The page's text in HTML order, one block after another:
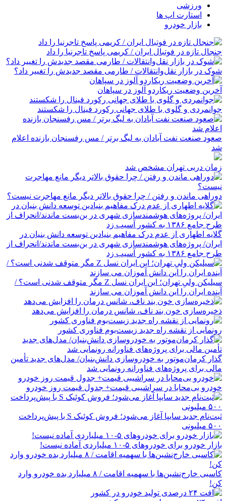
ورزشی
استارت اپ ها
بازار خودرو
جنجال تازه در فوتبال ایران / کریمی پاسخ تاجرنیا را داد
شوک در بازار نقل‌وانتقالات / طارمی مقصد جدیدش را تغییر داد؟
آخرین وضعیت ریکاردو آلوز در سپاهان
جوانمردی و گلوی با طلای جهانی رکورد فینال را شکستند
صعود صنعت نفت آبادان به لیگ برتر / مس رفسنجان بازنده اعلام
شد
زمان دربی تهران مشخص شد
دوراهی ماندن و رفتن / چرا حقوق بالاتر دیگر مانع مهاجرت نیست؟
گلایه اطهاری از عدم درک مفاهیم بنیادین توسعه دانش بنیان در
ایران/ پروژه‌های هوشمندسازی شهری در بن‌بست ماندند/انحراف از
طرح جامع ۱۳۸۶ به کشور آسیب زد
سیلیکن ولیِ تهران؛ این ایران نسل Z مگر متوقف شدنی است؟ /
آینده ایران را این دانش آموزان می سازند
ذخیره‌سازی خون بند ناف، شانس درمان را افزایش می‌دهد
رونمایی از نقشه راه جدید زیست‌بوم فناوری کشور
گذار کرمان‌موتور به خودروسازی دانش‌بنیان/ مدل‌های جدید تأمین
مالی برای پروژه‌های فناورانه رونمایی شد
خودرو بی‌محابا در سراشیبی قیمت+ جدول قیمت روز خودرو
ثبت‌نام جدید سایپا آغاز می‌شود؛ فروش کوئیک S با پیش‌پرداخت
۵۰۰ میلیونی
بازار خودرو برای خودروهای ۵-۱۰ میلیاردی آماده نیست!
کاسبی خارج‌نشین‌ها با سهمیه اقامت / ۸ میلیارد بده خودرو وارد
کن!